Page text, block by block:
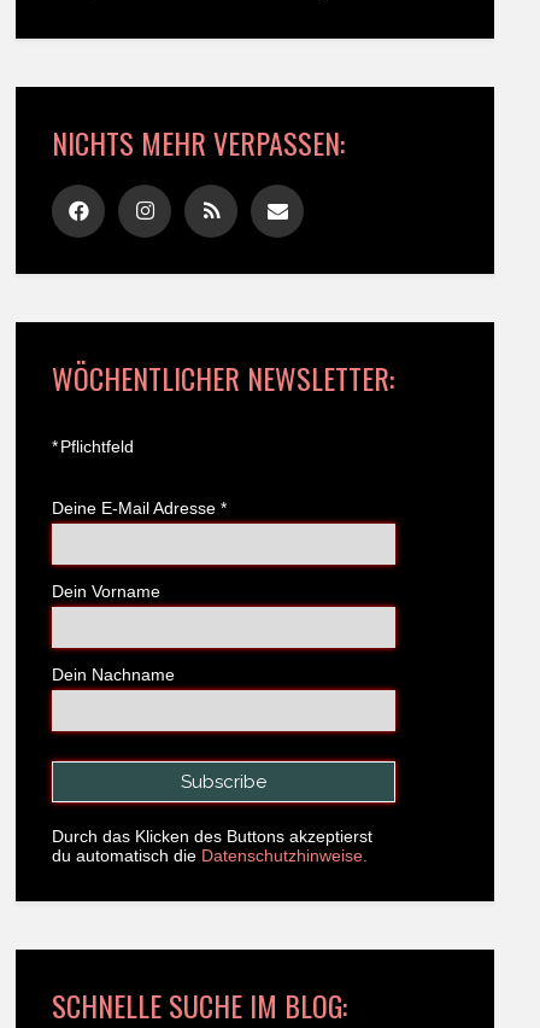
NICHTS MEHR VERPASSEN:
WÖCHENTLICHER NEWSLETTER:
*Pflichtfeld
Deine E-Mail Adresse *
Dein Vorname
Dein Nachname
Durch das Klicken des Buttons akzeptierst
du automatisch die Datenschutzhinweise.
SCHNELLE SUCHE IM BLOG: